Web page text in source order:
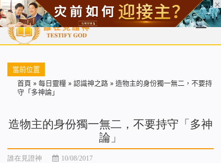
首頁 每日靈糧 天國福音 基督徒見證 信仰解答 聖經
當前位置
首頁 » 每日靈糧 » 認識神之路 » 造物主的身份獨一無二，不要持
守「多神論」
造物主的身份獨一無二，不要持守「多神
論」
誰在見證神 10/08/2017